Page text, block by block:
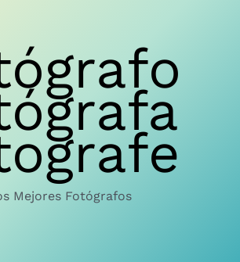
Mejores Fotógrafos